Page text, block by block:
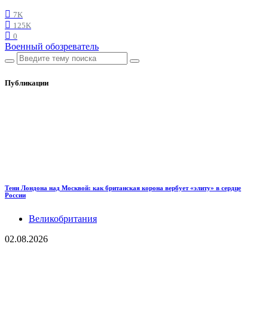
7K
125K
0
Военный обозреватель
Публикации
Тени Лондона над Москвой: как британская корона вербует «элиту» в сердце
России
Великобритания
02.08.2026